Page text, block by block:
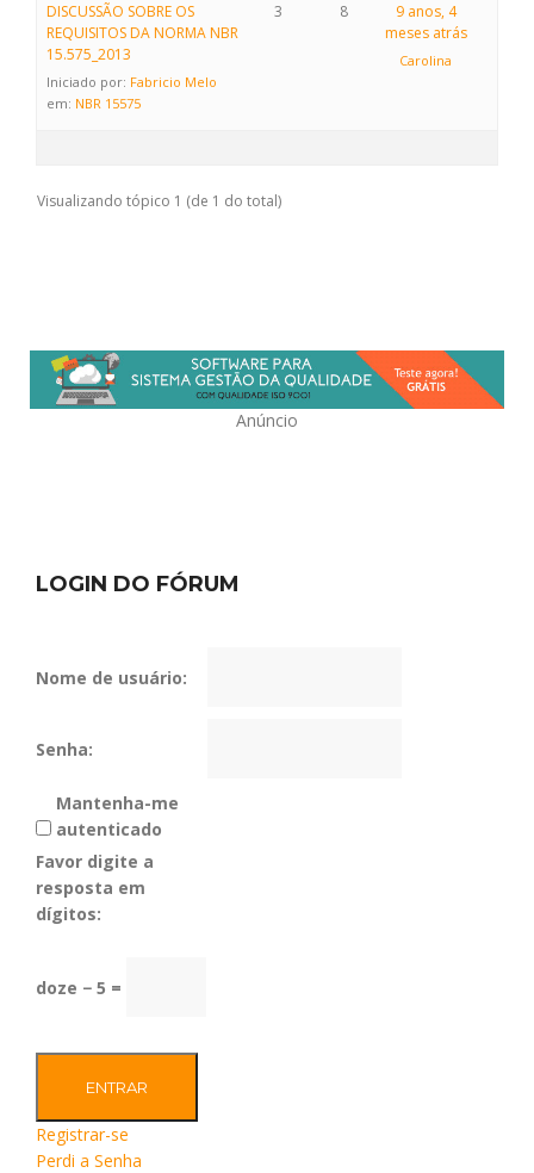
DISCUSSÃO SOBRE OS
REQUISITOS DA NORMA NBR
15.575_2013
Iniciado por: Fabricio Melo
em: NBR 15575
3 8
9 anos, 4
meses atrás
Carolina
Visualizando tópico 1 (de 1 do total)
Anúncio
LOGIN DO FÓRUM
Nome de usuário:
Senha:
Mantenha-me
autenticado
Favor digite a
resposta em
dígitos:
doze − 5 =
ENTRAR
Registrar-se
Perdi a Senha